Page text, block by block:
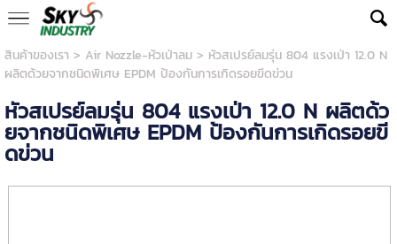
สินค้าของเรา > Air Nozzle-หัวเป่าลม> หัวสเปรย์ลมรุ่น 804 แรงเป่า 12.0 N
ผลิตด้วยจากชนิดพิเศษ EPDM ป้องกันการเกิดรอยขีดข่วน
หัวสเปรย์ลมรุ่น 804 แรงเป่า 12.0 N ผลิตด้ว
ยจากชนิดพิเศษ EPDM ป้องกันการเกิดรอยขี
ดข่วน